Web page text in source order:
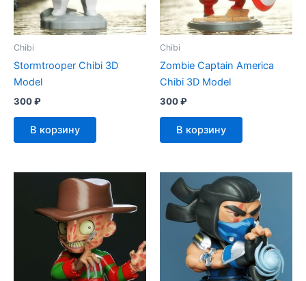
Chibi
Stormtrooper Chibi 3D
Model
300₽
В корзину
Chibi
Zombie Captain America
Chibi 3D Model
300₽
В корзину